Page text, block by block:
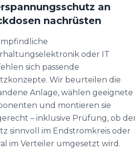
an
nachrüsten
oder IT
sich passende
Wir beurteilen die
Anlage, wählen geeignete
und montieren sie
– inklusive Prüfung, ob
sinnvoll im Endstromkreis oder
im Verteiler umgesetzt wird.